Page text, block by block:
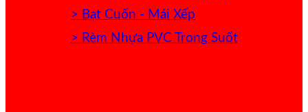
> Bạt Cuốn - Mái Xếp
> Rèm Nhựa PVC Trong Suốt